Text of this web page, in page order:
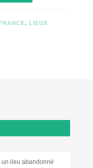
, LIEUX
un lieu abandonné